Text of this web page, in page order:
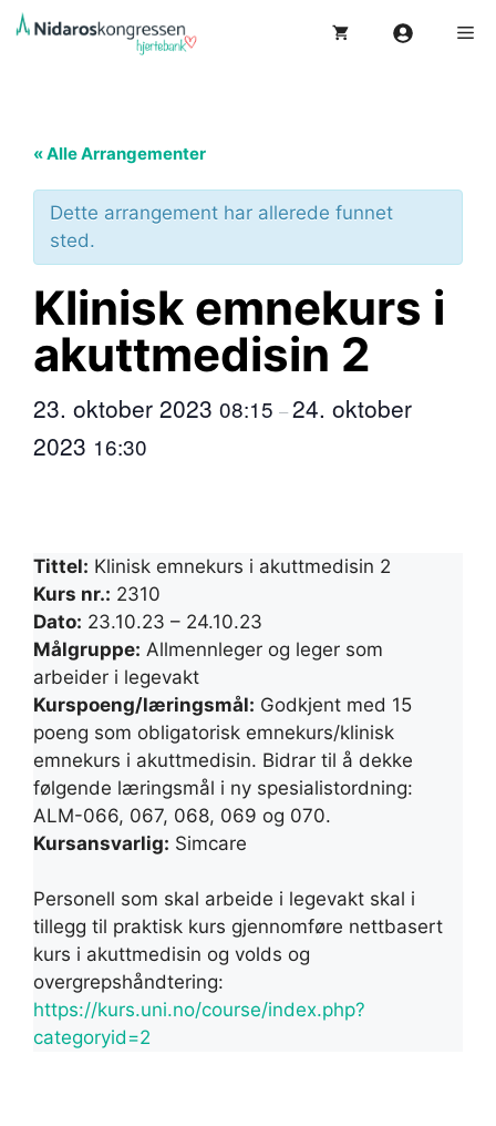
Hopp
« Alle Arrangementer
Dette arrangement har allerede funnet
sted.
Klinisk emnekurs i
akuttmedisin 2
23. oktober 2023 08:15 –24. oktober
2023 16:30
Tittel: Klinisk emnekurs i akuttmedisin 2
Kurs nr.: 2310
Dato: 23.10.23 – 24.10.23
Målgruppe: Allmennleger og leger som
arbeider i legevakt
Kurspoeng/læringsmål: Godkjent med 15
poeng som obligatorisk emnekurs/klinisk
emnekurs i akuttmedisin. Bidrar til å dekke
følgende læringsmål i ny spesialistordning:
ALM-066, 067, 068, 069 og 070.
Kursansvarlig: Simcare
Personell som skal arbeide i legevakt skal i
tillegg til praktisk kurs gjennomføre nettbasert
kurs i akuttmedisin og volds og
overgrepshåndtering:
https://kurs.uni.no/course/index.php?
categoryid=2